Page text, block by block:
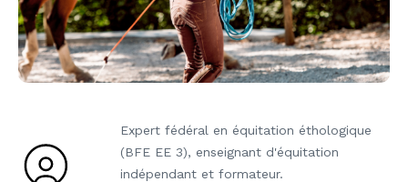
Expert fédéral en équitation éthologique
(BFE EE 3), enseignant d'équitation
indépendant et formateur.